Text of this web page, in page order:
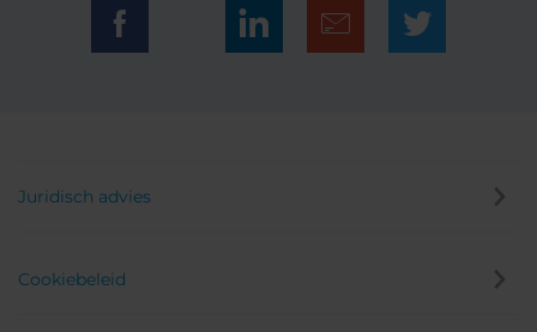
Juridisch advies
Cookiebeleid